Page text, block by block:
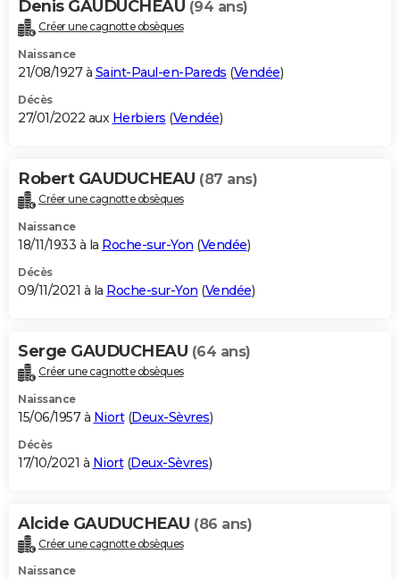
Denis GAUDUCHEAU (94 ans)
Créer une cagnotte obsèques
Naissance
21/08/1927 à Saint-Paul-en-Pareds (Vendée)
Décès
27/01/2022 aux Herbiers (Vendée)
Robert GAUDUCHEAU (87 ans)
Créer une cagnotte obsèques
Naissance
18/11/1933 à la Roche-sur-Yon (Vendée)
Décès
09/11/2021 à la Roche-sur-Yon (Vendée)
Serge GAUDUCHEAU (64 ans)
Créer une cagnotte obsèques
Naissance
15/06/1957 à Niort(Deux-Sèvres)
Décès
17/10/2021 à Niort(Deux-Sèvres)
Alcide GAUDUCHEAU (86 ans)
Créer une cagnotte obsèques
Naissance